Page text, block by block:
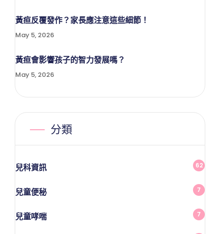
黃疸反覆發作？家長應注意這些細節！
May 5, 2026
黃疸會影響孩子的智力發展嗎？
May 5, 2026
分類
兒科資訊 62
兒童便秘 7
兒童哮喘 7